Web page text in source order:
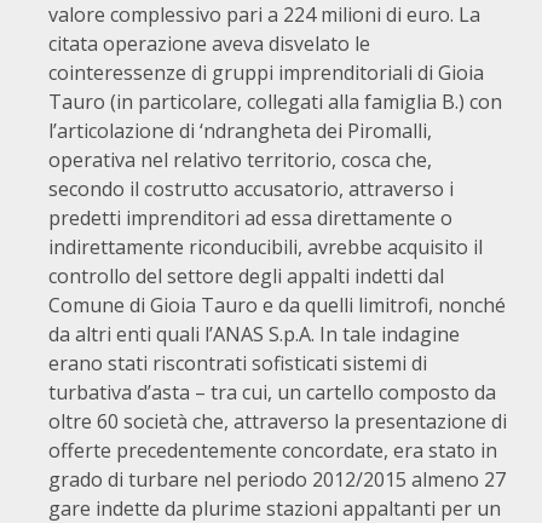
valore complessivo pari a 224 milioni di euro. La
citata operazione aveva disvelato le
cointeressenze di gruppi imprenditoriali di Gioia
Tauro (in particolare, collegati alla famiglia B.) con
l’articolazione di ‘ndrangheta dei Piromalli,
operativa nel relativo territorio, cosca che,
secondo il costrutto accusatorio, attraverso i
predetti imprenditori ad essa direttamente o
indirettamente riconducibili, avrebbe acquisito il
controllo del settore degli appalti indetti dal
Comune di Gioia Tauro e da quelli limitrofi, nonché
da altri enti quali l’ANAS S.p.A. In tale indagine
erano stati riscontrati sofisticati sistemi di
turbativa d’asta – tra cui, un cartello composto da
oltre 60 società che, attraverso la presentazione di
offerte precedentemente concordate, era stato in
grado di turbare nel periodo 2012/2015 almeno 27
gare indette da plurime stazioni appaltanti per un